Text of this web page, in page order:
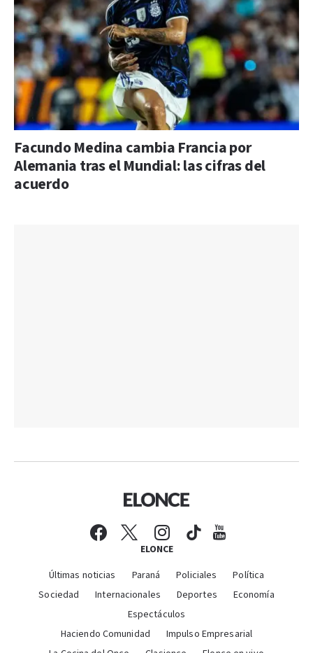
Facundo Medina cambia Francia por
Alemania tras el Mundial: las cifras del
acuerdo
ELONCE
Últimas noticias Paraná Policiales
Política
Sociedad
Internacionales Deportes
Economía
Espectáculos
Haciendo Comunidad
Impulso Empresarial